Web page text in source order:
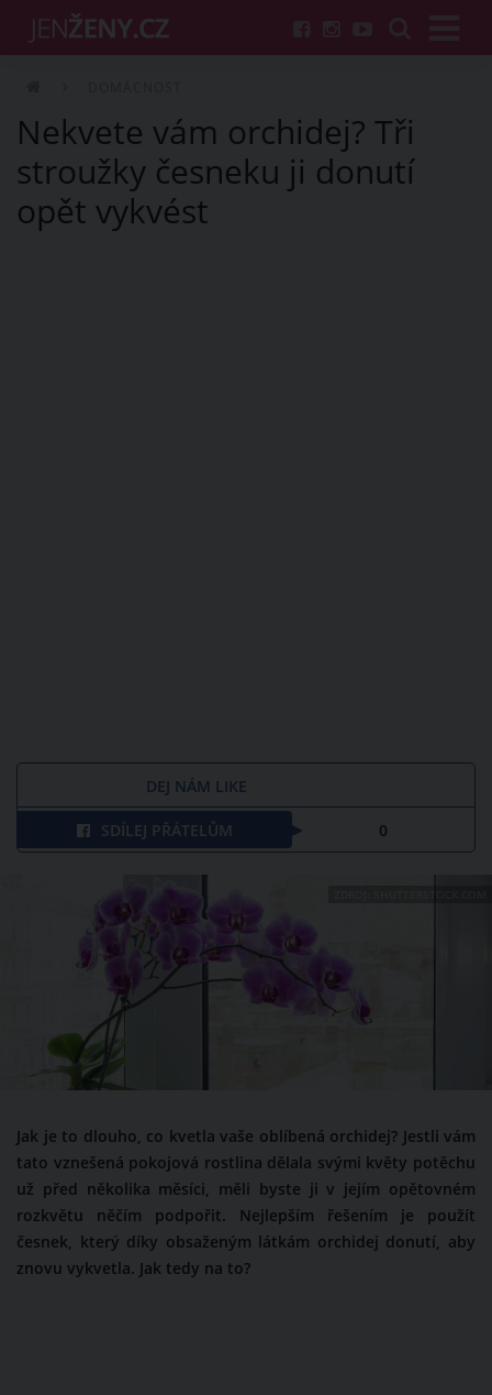
Nekvete vám orchidej? Tři
stroužky česneku ji donutí
opět vykvést
DEJ NÁM LIKE
SDÍLEJ PŘÁTELŮM 0
Jak je to dlouho, co kvetla vaše oblíbená orchidej? Jestli vám
tato vznešená pokojová rostlina dělala svými květy potěchu
už před několika měsíci, měli byste ji v jejím opětovném
rozkvětu něčím podpořit. Nejlepším řešením je použít
česnek, který díky obsaženým látkám orchidej donutí, aby
znovu vykvetla. Jak tedy na to?